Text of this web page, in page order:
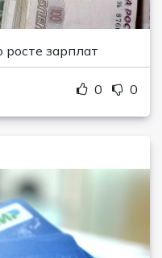
зарплат
0 0